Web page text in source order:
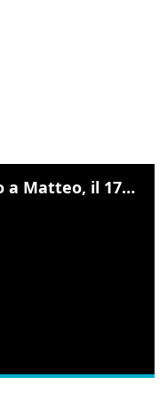
L'ultimo saluto di Tombolo a Matteo, il 17enne morto di tumore. Il video